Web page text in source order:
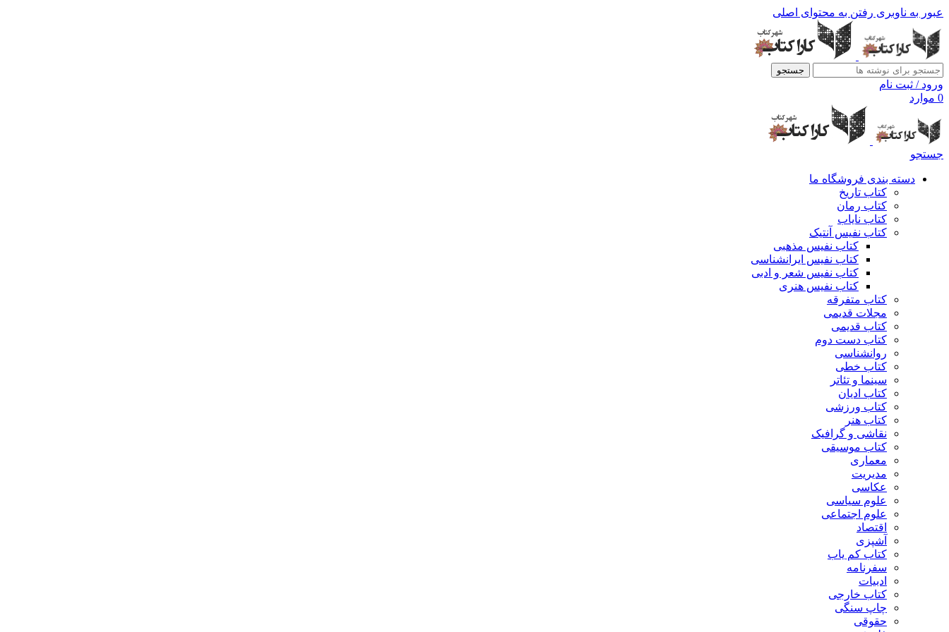
عبور به ناوبری رفتن به محتوای اصلی
جستجو
ورود / ثبت نام
0 موارد
جستجو
دسته بندی فروشگاه ما
کتاب تاریخ
کتاب رمان
کتاب نایاب
کتاب نفیس آنتیک
کتاب نفیس مذهبی
کتاب نفیس ایرانشناسی
کتاب نفیس شعر و ادبی
کتاب نفیس هنری
کتاب متفرقه
مجلات قدیمی
کتاب قدیمی
کتاب دست دوم
روانشناسی
کتاب خطی
سینما و تئاتر
کتاب ادیان
کتاب ورزشی
کتاب هنر
نقاشی و گرافیک
کتاب موسیقی
معماری
مدیریت
عکاسی
علوم سیاسی
علوم اجتماعی
اقتصاد
آشپزی
کتاب کم یاب
سفرنامه
ادبیات
کتاب خارجی
چاپ سنگی
حقوقی